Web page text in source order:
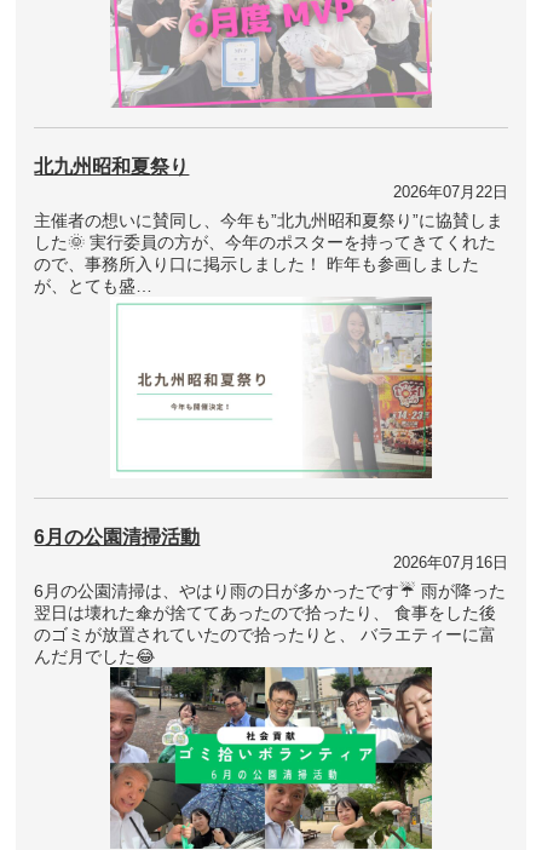
北九州昭和夏祭り
2026年07月22日
主催者の想いに賛同し、今年も”北九州昭和夏祭り”に協賛しま
した🌞 実行委員の方が、今年のポスターを持ってきてくれた
ので、事務所入り口に掲示しました！ 昨年も参画しました
が、とても盛…
6月の公園清掃活動
2026年07月16日
6月の公園清掃は、やはり雨の日が多かったです☔ 雨が降った
翌日は壊れた傘が捨ててあったので拾ったり、 食事をした後
のゴミが放置されていたので拾ったりと、 バラエティーに富
んだ月でした😂